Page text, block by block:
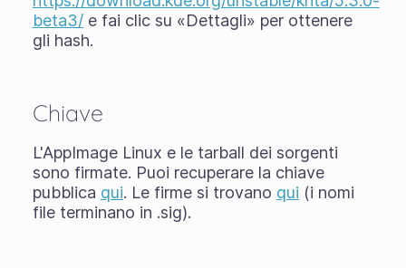
beta3/e fai clic su «Dettagli» per ottenere
gli hash.
Chiave
L'AppImage Linux e le tarball dei sorgenti
sono firmate. Puoi recuperare la chiave
pubblica qui. Le firme si trovano qui (i nomi
file terminano in .sig).